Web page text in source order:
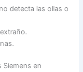
detecta las ollas o
Siemens en